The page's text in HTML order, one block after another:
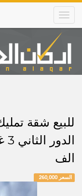
Skip
main
content
Main
navigation
للبيع شقة
الف
السعر 260,000